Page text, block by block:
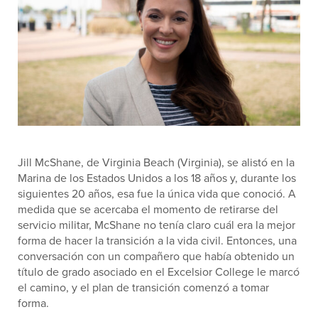
Jill McShane, de Virginia Beach (Virginia), se alistó en la
Marina de los Estados Unidos a los 18 años y, durante los
siguientes 20 años, esa fue la única vida que conoció. A
medida que se acercaba el momento de retirarse del
servicio militar, McShane no tenía claro cuál era la mejor
forma de hacer la transición a la vida civil. Entonces, una
conversación con un compañero que había obtenido un
título de grado asociado en el Excelsior College le marcó
el camino, y el plan de transición comenzó a tomar
forma.